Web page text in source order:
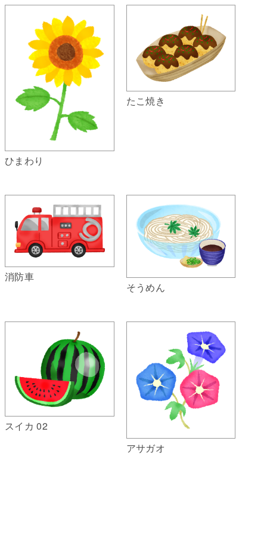
ひまわり
たこ焼き
消防車
そうめん
スイカ 02
アサガオ